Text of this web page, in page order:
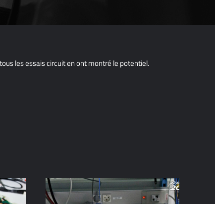
les essais circuit en ont montré le potentiel.